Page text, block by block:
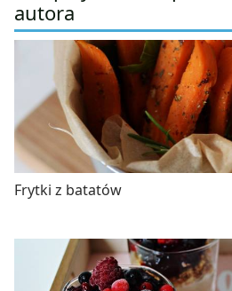
autora
Frytki z batatów